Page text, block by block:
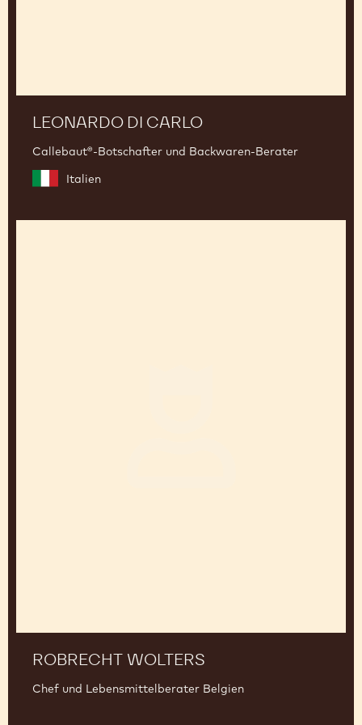
LEONARDO DI CARLO
Callebaut®-Botschafter und Backwaren-Berater
Italien
ROBRECHT WOLTERS
Chef und Lebensmittelberater Belgien